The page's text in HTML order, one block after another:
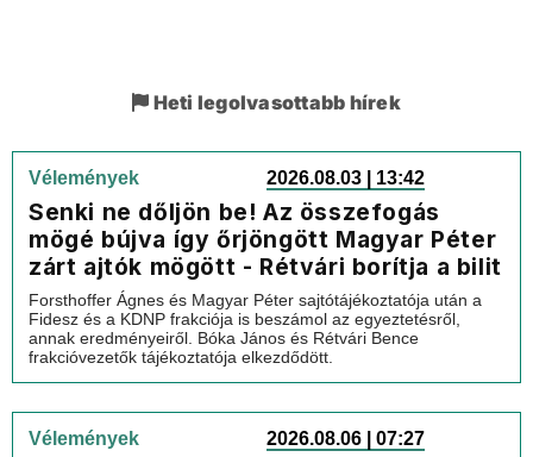
Heti legolvasottabb hírek
Vélemények 2026.08.03 | 13:42
Senki ne dőljön be! Az összefogás
mögé bújva így őrjöngött Magyar Péter
zárt ajtók mögött - Rétvári borítja a bilit
Forsthoffer Ágnes és Magyar Péter sajtótájékoztatója után a
Fidesz és a KDNP frakciója is beszámol az egyeztetésről,
annak eredményeiről. Bóka János és Rétvári Bence
frakcióvezetők tájékoztatója elkezdődött.
Vélemények 2026.08.06 | 07:27